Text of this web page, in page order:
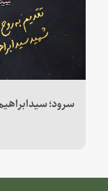
سرود؛